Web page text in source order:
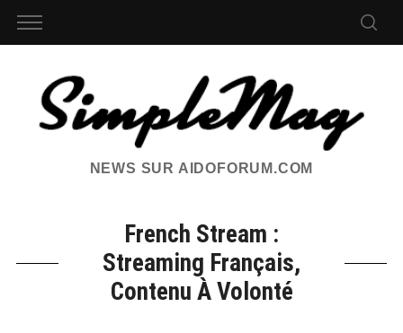
NEWS SUR AIDOFORUM.COM
French Stream :
Streaming Français,
Contenu À Volonté